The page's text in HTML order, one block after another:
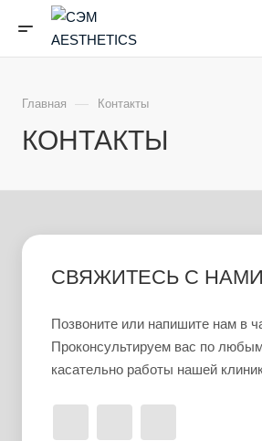
Главная — Контакты
КОНТАКТЫ
СВЯЖИТЕСЬ С НАМИ
Позвоните или напишите нам в
Проконсультируем вас по
касательно работы нашей